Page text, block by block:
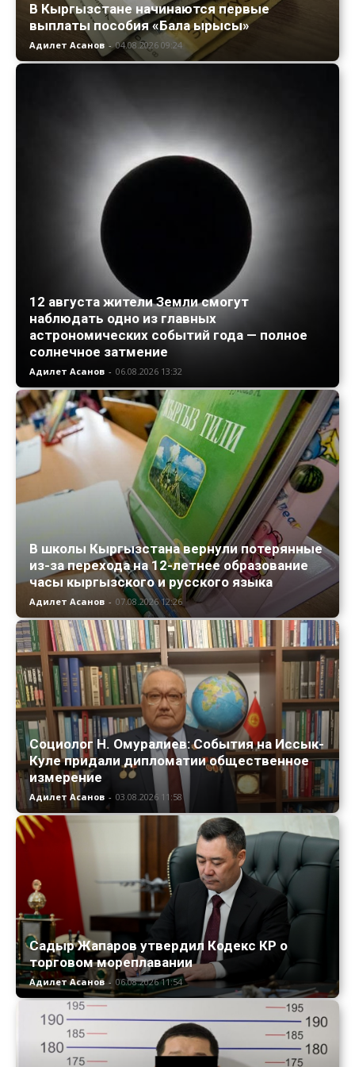
В Кыргызстане начинаются первые
выплаты пособия «Бала ырысы»
Адилет Асанов - 04.08.2026 09:24
12 августа жители Земли смогут
наблюдать одно из главных
астрономических событий года — полное
солнечное затмение
Адилет Асанов - 06.08.2026 13:32
В школы Кыргызстана вернули потерянные
из-за перехода на 12-летнее образование
часы кыргызского и русского языка
Адилет Асанов - 07.08.2026 12:26
Социолог Н. Омуралиев: События на Иссык-
Куле придали дипломатии общественное
измерение
Адилет Асанов - 03.08.2026 11:58
Садыр Жапаров утвердил Кодекс КР о
торговом мореплавании
Адилет Асанов - 06.08.2026 11:54